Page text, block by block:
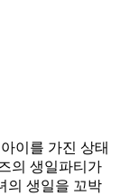
이를 가진 상태
의 생일파티가
의 생일을 꼬박